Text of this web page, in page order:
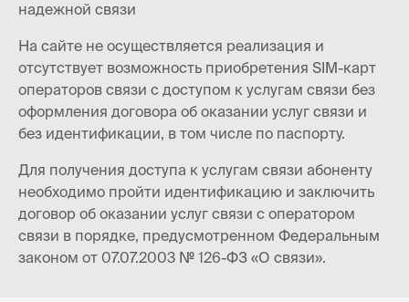
надежной связи
На сайте не осуществляется реализация и
отсутствует возможность приобретения SIM-карт
операторов связи с доступом к услугам связи без
оформления договора об оказании услуг связи и
без идентификации, в том числе по паспорту.
Для получения доступа к услугам связи абоненту
необходимо пройти идентификацию и заключить
договор об оказании услуг связи с оператором
связи в порядке, предусмотренном Федеральным
законом от 07.07.2003 № 126-ФЗ «О связи».